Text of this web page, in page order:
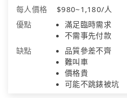
每人價格
$980~1,180/人
優點
滿足臨時需求
不需事先付款
缺點
品質參差不齊
難叫車
價格貴
可能不跳錶被坑